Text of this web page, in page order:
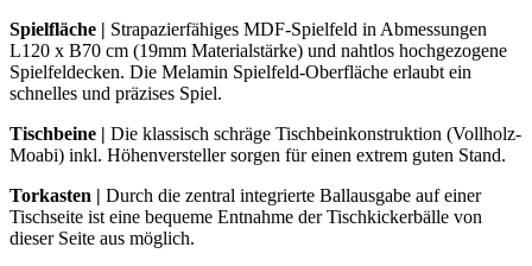
Spielfläche | Strapazierfähiges MDF-Spielfeld in Abmessungen
L120 x B70 cm (19mm Materialstärke) und nahtlos hochgezogene
Spielfeldecken. Die Melamin Spielfeld-Oberfläche erlaubt ein
schnelles und präzises Spiel.
Tischbeine | Die klassisch schräge Tischbeinkonstruktion (Vollholz-
Moabi) inkl. Höhenversteller sorgen für einen extrem guten Stand.
Torkasten | Durch die zentral integrierte Ballausgabe auf einer
Tischseite ist eine bequeme Entnahme der Tischkickerbälle von
dieser Seite aus möglich.